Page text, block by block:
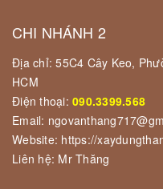
CHI NHÁNH 2
Địa chỉ: 55C4 Cây Keo,
HCM
Điện thoại: 090.3399.568
Email:
Website: https://
Liên hệ: Mr Thăng